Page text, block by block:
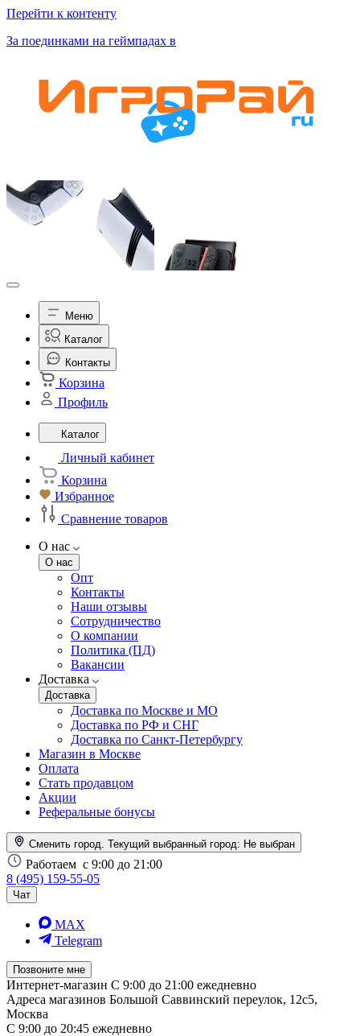
Перейти к контенту
За поединками на геймпадах в
Меню
Каталог
Контакты
Корзина
Профиль
Каталог
Личный кабинет
Корзина
Избранное
Сравнение товаров
О нас
О нас
Опт
Контакты
Наши отзывы
Сотрудничество
О компании
Политика (ПД)
Вакансии
Доставка
Доставка
Доставка по Москве и МО
Доставка по РФ и СНГ
Доставка по Санкт-Петербургу
Магазин в Москве
Оплата
Стать продавцом
Акции
Реферальные бонусы
Сменить город. Текущий выбранный город: Не выбран
Работаем с 9:00 до 21:00
8 (495) 159-55-05
Чат
MAX
Telegram
Позвоните мне
Интернет-магазин С 9:00 до 21:00 ежедневно
Адреса магазинов Большой Саввинский переулок, 12с5,
Москва
С 9:00 до 20:45 ежедневно